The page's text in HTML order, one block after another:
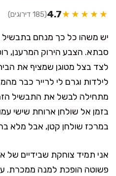
★★★★★
4.7(185 דירוגים)
יש משהו כל כך מנחם בתבשיל
סבתא. הצבע הירוק המרענן,
לצד בצל מטוגן שמציף את
לילדות וגרם לי לרייר כבר
מתחילה לבשל את התבשיל
בזמן אל שולחן ארוחת שישי
במרכז שולחן קטן, אבל מלא
אני תמיד צוחקת שבידיים של
פשוטה הופכת למנה ממכרת.